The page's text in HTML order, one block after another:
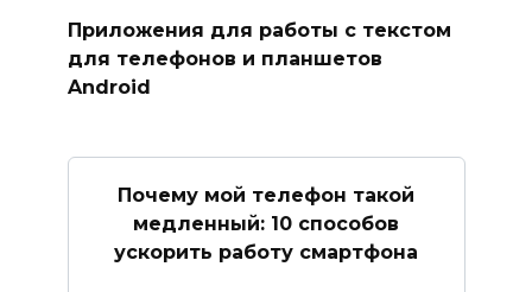
Приложения для работы с текстом
для телефонов и планшетов
Android
Почему мой телефон такой
медленный: 10 способов
ускорить работу смартфона